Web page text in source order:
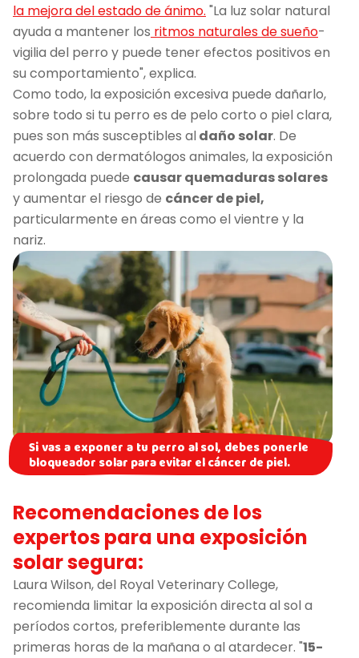
la mejora del estado de ánimo. "La luz solar natural
ayuda a mantener los ritmos naturales de sueño-
vigilia del perro y puede tener efectos positivos en
su comportamiento", explica.
Como todo, la exposición excesiva puede dañarlo,
sobre todo si tu perro es de pelo corto o piel clara,
pues son más susceptibles aldaño solar. De
acuerdo con dermatólogos animales, la exposición
prolongada puede causar quemaduras solares
y aumentar el riesgo de cáncer de piel,
particularmente en áreas como el vientre y la
nariz.
Si vas a exponer a tu perro al sol, debes ponerle
bloqueador solar para evitar el cáncer de piel.
Recomendaciones de los
expertos para una exposición
solar segura:
Laura Wilson, del Royal Veterinary College,
recomienda limitar la exposición directa al sol a
períodos cortos, preferiblemente durante las
primeras horas de la mañana o al atardecer. "15-